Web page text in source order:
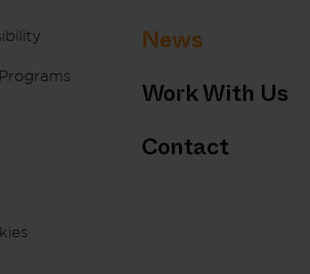
News
Work With Us
Contact